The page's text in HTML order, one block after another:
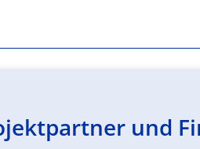
und